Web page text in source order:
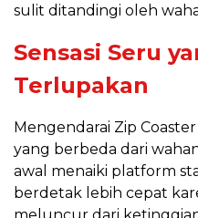
sulit ditandingi oleh
Sensasi Seru
Terlupakan
Mengendarai Zip
yang berbeda dari
awal menaiki platform
berdetak lebih cepat
meluncur dari